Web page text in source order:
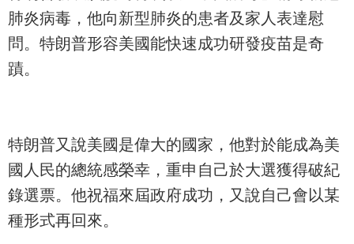
肺炎病毒，他向新型肺炎的患者及家人表達慰
問。特朗普形容美國能快速成功研發疫苗是奇
蹟。
特朗普又說美國是偉大的國家，他對於能成為美
國人民的總統感榮幸，重申自己於大選獲得破紀
錄選票。他祝福來屆政府成功，又說自己會以某
種形式再回來。